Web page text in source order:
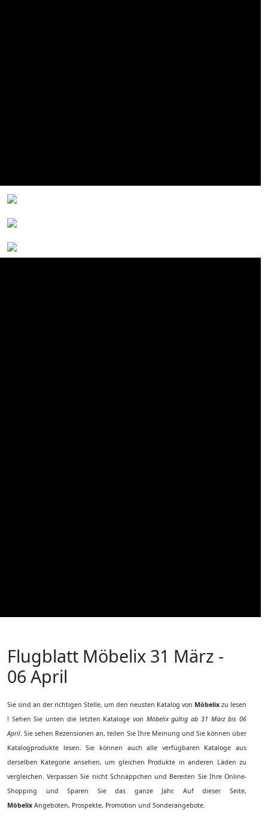
Flugblatt Möbelix 31 März -
06 April
Sie sind an der richtigen Stelle, um den neusten Katalog von Möbelix zu lesen
! Sehen Sie unten die letzten Kataloge von Möbelix gültig ab 31 März bis 06
April. Sie sehen Rezensionen an, teilen Sie Ihre Meinung und Sie können über
Katalogprodukte lesen. Sie können auch alle verfügbaren Kataloge aus
derselben Kategorie ansehen, um gleichen Produkte in anderen Läden zu
vergleichen. Verpassen Sie nicht Schnäppchen und Bereiten Sie Ihre Online-
Shopping und Sparen Sie das ganze Jahr. Auf dieser Seite,
Möbelix Angeboten, Prospekte, Promotion und Sonderangebote.